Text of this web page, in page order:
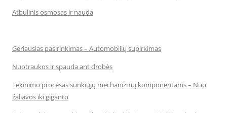
Atbulinis osmosas ir nauda
Geriausias pasirinkimas – Automobilių supirkimas
Nuotraukos ir spauda ant drobės
Tekinimo procesas sunkiųjų mechanizmų komponentams – Nuo
žaliavos iki giganto